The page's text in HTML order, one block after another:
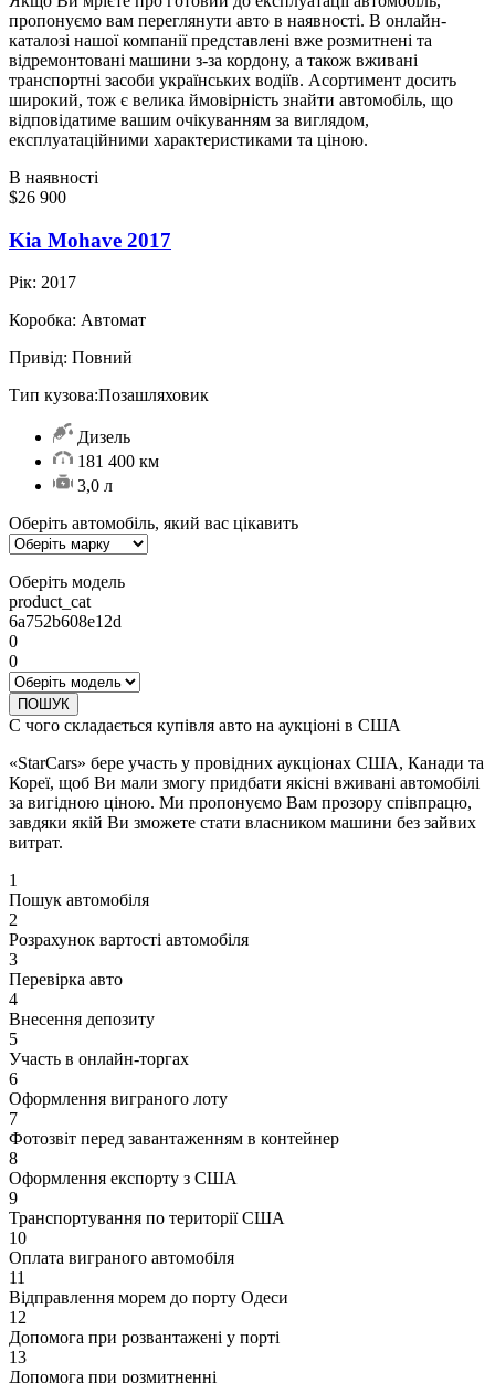
пропонуємо вам переглянути авто в наявності. В онлайн-
каталозі нашої компанії представлені вже розмитнені та
відремонтовані машини з-за кордону, а також вживані
транспортні засоби українських водіїв. Асортимент досить
широкий, тож є велика ймовірність знайти автомобіль, що
відповідатиме вашим очікуванням за виглядом,
експлуатаційними характеристиками та ціною.
В наявності
$26 900
Kia Mohave 2017
Рік: 2017
Коробка: Автомат
Привід: Повний
Тип кузова:Позашляховик
Дизель
181 400 км
3,0 л
Оберіть автомобіль, який вас цікавить
Оберіть модель
product_cat
6a752b608e12d
0
0
ПОШУК
С чого складається купівля авто на аукціоні в США
«StarCars» бере участь у провідних аукціонах США, Канади та
Кореї, щоб Ви мали змогу придбати якісні вживані автомобілі
за вигідною ціною. Ми пропонуємо Вам прозору співпрацю,
завдяки якій Ви зможете стати власником машини без зайвих
витрат.
1
Пошук автомобіля
2
Розрахунок вартості автомобіля
3
Перевірка авто
4
Внесення депозиту
5
Участь в онлайн-торгах
6
Оформлення виграного лоту
7
Фотозвіт перед завантаженням в контейнер
8
Оформлення експорту з США
9
Транспортування по території США
10
Оплата виграного автомобіля
11
Відправлення морем до порту Одеси
12
Допомога при розвантажені у порті
13
Допомога при розмитненні